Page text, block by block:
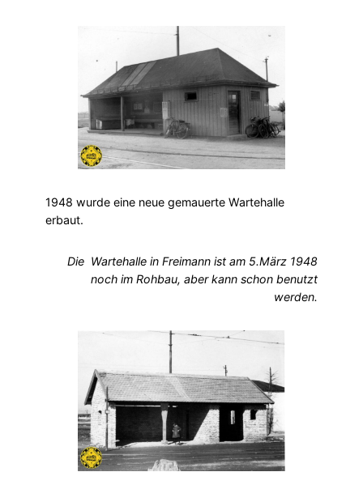
1948 wurde eine neue gemauerte Wartehalle
erbaut.
Die Wartehalle in Freimann ist am 5.März 1948
noch im Rohbau, aber kann schon benutzt
werden.